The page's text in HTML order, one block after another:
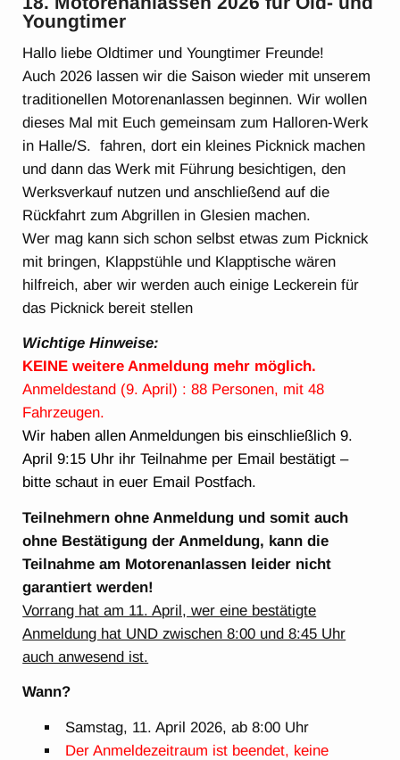
Youngtimer
Hallo liebe Oldtimer und Youngtimer Freunde!
Auch 2026 lassen wir die Saison wieder mit unserem
traditionellen Motorenanlassen beginnen. Wir wollen
dieses Mal mit Euch gemeinsam zum Halloren-Werk
in Halle/S. fahren, dort ein kleines Picknick machen
und dann das Werk mit Führung besichtigen, den
Werksverkauf nutzen und anschließend auf die
Rückfahrt zum Abgrillen in Glesien machen.
Wer mag kann sich schon selbst etwas zum Picknick
mit bringen, Klappstühle und Klapptische wären
hilfreich, aber wir werden auch einige Leckerein für
das Picknick bereit stellen
Wichtige Hinweise:
KEINE weitere Anmeldung mehr möglich.
Anmeldestand (9. April) : 88 Personen, mit 48
Fahrzeugen.
Wir haben allen Anmeldungen bis einschließlich 9.
April 9:15 Uhr ihr Teilnahme per Email bestätigt –
bitte schaut in euer Email Postfach.
Teilnehmern ohne Anmeldung und somit auch
ohne Bestätigung der Anmeldung, kann die
Teilnahme am Motorenanlassen leider nicht
garantiert werden!
Vorrang hat am 11. April, wer eine bestätigte
Anmeldung hat UND zwischen 8:00 und 8:45 Uhr
auch anwesend ist.
Wann?
Samstag, 11. April 2026, ab 8:00 Uhr
Der Anmeldezeitraum ist beendet, keine